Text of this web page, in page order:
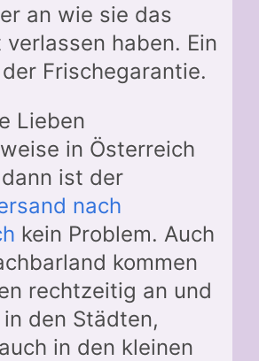
an wie sie das
haben. Ein
Frischegarantie.
Lieben
in Österreich
ist der
nach
kein Problem. Auch
kommen
rechtzeitig an und
den Städten,
in den kleinen